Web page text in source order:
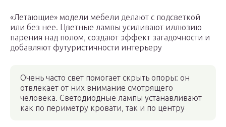
«Летающие» модели мебели делают с подсветкой
или без нее. Цветные лампы усиливают иллюзию
парения над полом, создают эффект загадочности и
добавляют футуристичности интерьеру
Очень часто свет помогает скрыть опоры: он
отвлекает от них внимание смотрящего
человека. Светодиодные лампы устанавливают
как по периметру кровати, так и по центру